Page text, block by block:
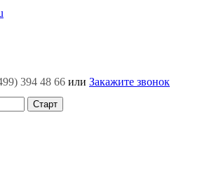
394 48 66 или Закажите звонок